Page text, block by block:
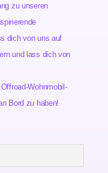
zu unseren
dich von uns auf
und lass dich von
Wohnmobil-
Bord zu haben!